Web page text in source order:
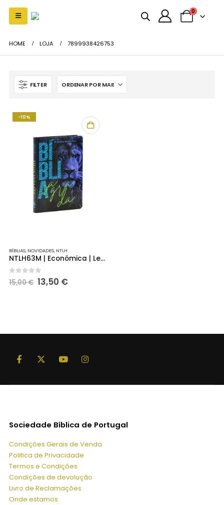
0
HOME LOJA 7899938426753
FILTER
-10%
BÍBLIAS, NOVIDADES, NTLH
NTLH63M | Económica | Leão | Azul
0out of 5
15,00€ O
preço
13,50 €O
Sociedade Bíblica de Portugal
Condições Gerais de Venda
Politica de Privacidade
Termos e Condições
Condições de devolução
Livro de Reclamações
Onde estamos